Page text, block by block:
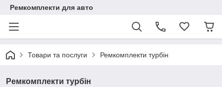
Ремкомплекти для авто
Товари та послуги Ремкомплекти турбін
Ремкомплекти турбін